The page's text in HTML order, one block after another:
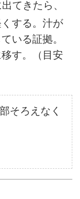
てきたら、
する。汁が
いる証拠。
す。（目安
そろえなく